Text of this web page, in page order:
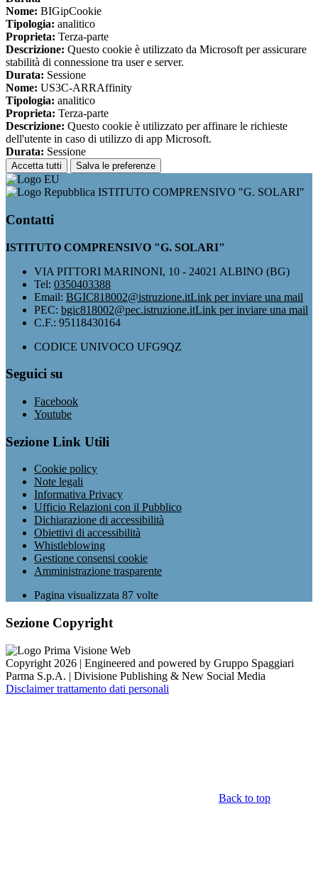
Nome: BIGipCookie
Tipologia: analitico
Proprieta: Terza-parte
Descrizione: Questo cookie è utilizzato da Microsoft per assicurare
stabilità di connessione tra user e server.
Durata: Sessione
Nome: US3C-ARRAffinity
Tipologia: analitico
Proprieta: Terza-parte
Descrizione: Questo cookie è utilizzato per affinare le richieste
dell'utente in caso di utilizzo di app Microsoft.
Durata: Sessione
Accetta tutti Salva le preferenze
ISTITUTO COMPRENSIVO "G. SOLARI"
Contatti
ISTITUTO COMPRENSIVO "G. SOLARI"
VIA PITTORI MARINONI, 10 - 24021 ALBINO (BG)
Tel: 0350403388
Email: BGIC818002@istruzione.itLink per inviare una mail
PEC: bgic818002@pec.istruzione.itLink per inviare una mail
C.F.: 95118430164
CODICE UNIVOCO UFG9QZ
Seguici su
Facebook
Youtube
Sezione Link Utili
Cookie policy
Note legali
Informativa Privacy
Ufficio Relazioni con il Pubblico
Dichiarazione di accessibilità
Obiettivi di accessibilità
Whistleblowing
Gestione consensi cookie
Amministrazione trasparente
Pagina visualizzata 87 volte
Sezione Copyright
Copyright 2026 | Engineered and powered by Gruppo Spaggiari
Parma S.p.A. | Divisione Publishing & New Social Media
Disclaimer trattamento dati personali
Back to top